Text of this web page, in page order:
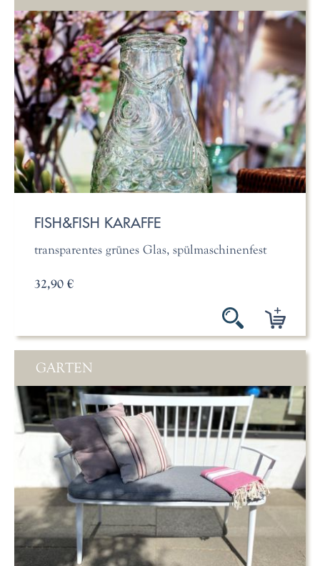
FISH&FISH KARAFFE
transparentes grünes Glas, spülmaschinenfest
32,90 €
GARTEN